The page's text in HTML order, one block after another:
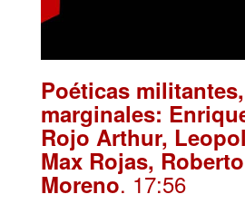
Poéticas
marginales:
Rojo Arthur,
Max Rojas,
Moreno. 17:56